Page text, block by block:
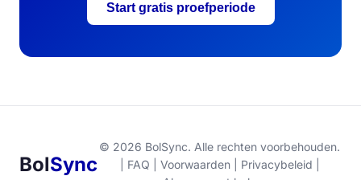
Start gratis proefperiode
BolSync
© 2026 BolSync. Alle rechten voorbehouden.
FAQ Voorwaarden| Privacybeleid